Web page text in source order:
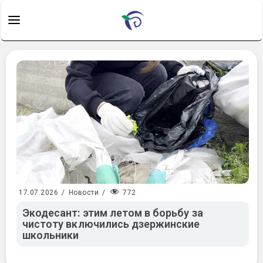
17.07.2026 / Новости / 772
Экодесант: этим летом в борьбу за
чистоту включились дзержинские
школьники